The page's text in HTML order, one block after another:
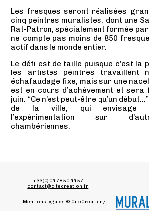
Les fresques seront réalisées
cinq peintres muralistes, dont une
Rat-Patron, spécialement formée
ne compte pas moins de 850
actif dans le monde entier.
Le défi est de taille puisque c’est la
les artistes peintres travaillent
échafaudage fixe, mais sur une
est en cours d’achèvement et sera
juin. “Ce n’est peut-être qu’un
de la ville, qui envisage
l’expérimentation sur
chambériennes.
+33(0) 04 78 50 44 57
contact@citecreation.fr
Mentions légales © CitéCréation